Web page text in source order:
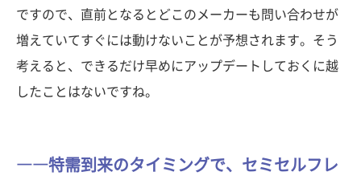
ですので、直前となるとどこのメーカーも問い合わせが
増えていてすぐには動けないことが予想されます。そう
考えると、できるだけ早めにアップデートしておくに越
したことはないですね。
――特需到来のタイミングで、セミセルフレ